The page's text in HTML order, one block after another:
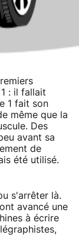
: il fallait
1 fait son
même que la
Des
avant sa
de
été utilisé.
s'arrêter là.
avancé une
à écrire